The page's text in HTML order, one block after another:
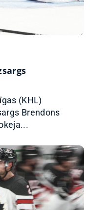
(KHL)
Brendons